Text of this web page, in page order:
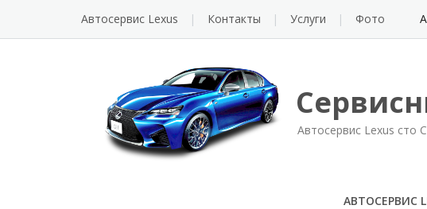
Автосервис Lexus Контакты Услуги Фото
Автосервис Lexus сто
АВТОСЕРВИС